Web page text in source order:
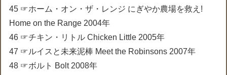
45 ☞ホーム・オン・ザ・レンジ にぎやか農場を救え!
Home on the Range 2004年
46 ☞チキン・リトル Chicken Little 2005年
47 ☞ルイスと未来泥棒 Meet the Robinsons 2007年
48 ☞ボルト Bolt 2008年